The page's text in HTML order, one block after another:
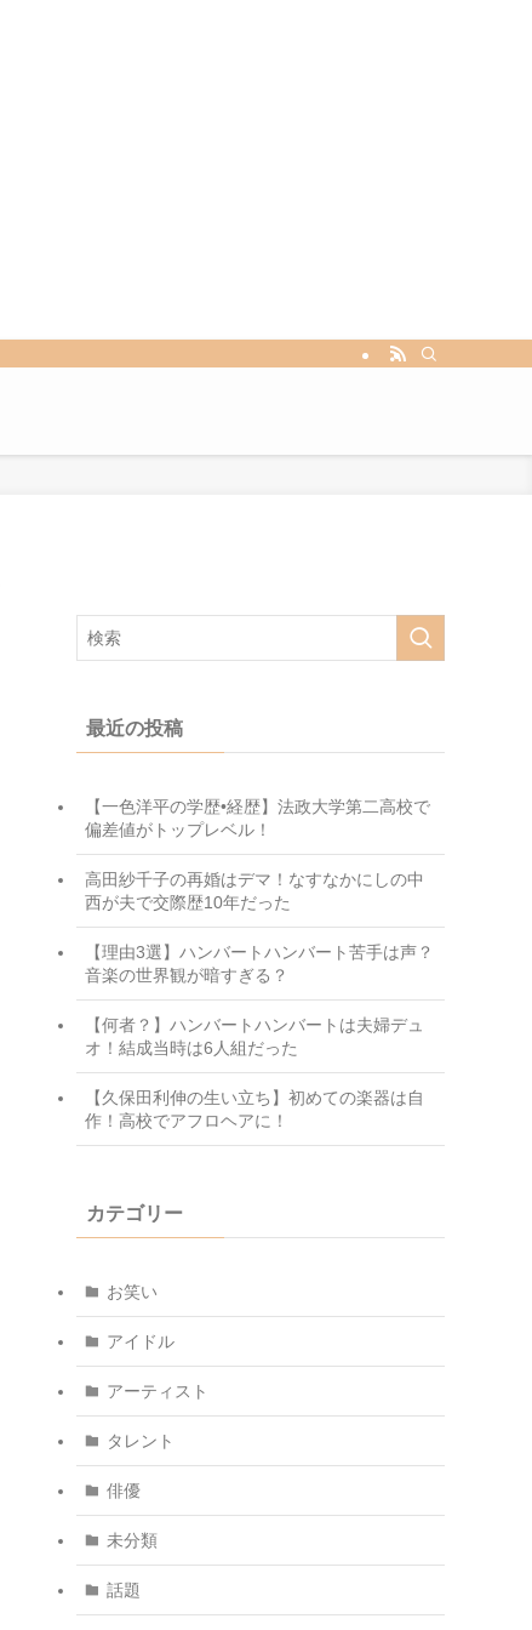
最近の投稿
【一色洋平の学歴•経歴】法政大学第二高校で
偏差値がトップレベル！
高田紗千子の再婚はデマ！なすなかにしの中
西が夫で交際歴10年だった
【理由3選】ハンバートハンバート苦手は声？
音楽の世界観が暗すぎる？
【何者？】ハンバートハンバートは夫婦デュ
オ！結成当時は6人組だった
【久保田利伸の生い立ち】初めての楽器は自
作！高校でアフロヘアに！
カテゴリー
お笑い
アイドル
アーティスト
タレント
俳優
未分類
話題